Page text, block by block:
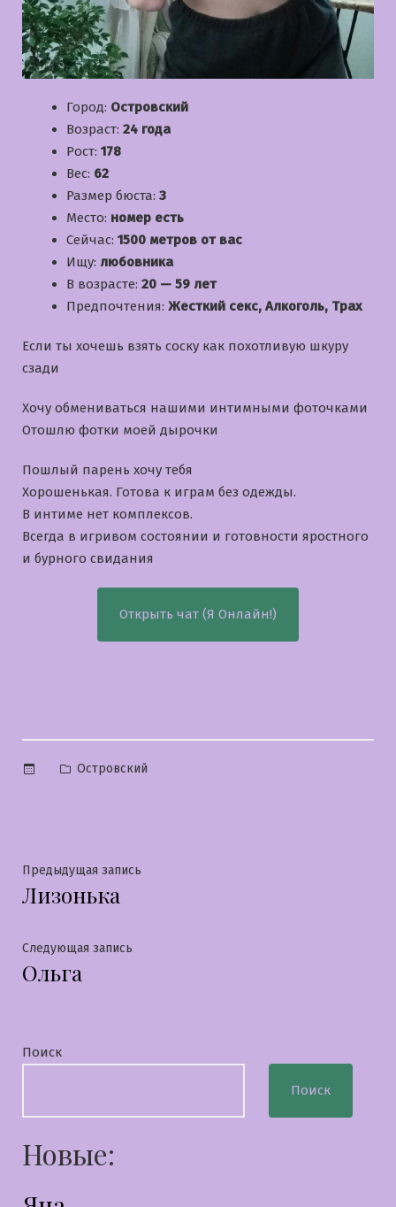
Город: Островский
Возраст: 24 года
Рост: 178
Вес: 62
Размер бюста: 3
Место: номер есть
Сейчас: 1500 метров от вас
Ищу: любовника
В возрасте: 20 — 59 лет
Предпочтения: Жесткий секс, Алкоголь, Трах
Если ты хочешь взять соску как похотливую шкуру
сзади
Хочу обмениваться нашими интимными фоточками
Отошлю фотки моей дырочки
Пошлый парень хочу тебя
Хорошенькая. Готова к играм без одежды.
В интиме нет комплексов.
Всегда в игривом состоянии и готовности яростного
и бурного свидания
Открыть чат (Я Онлайн!)
Опубликовано
Островский
Навигация
по
записям
Предыдущая запись
Лизонька
Следующая запись
Ольга
Поиск
Поиск
Новые: